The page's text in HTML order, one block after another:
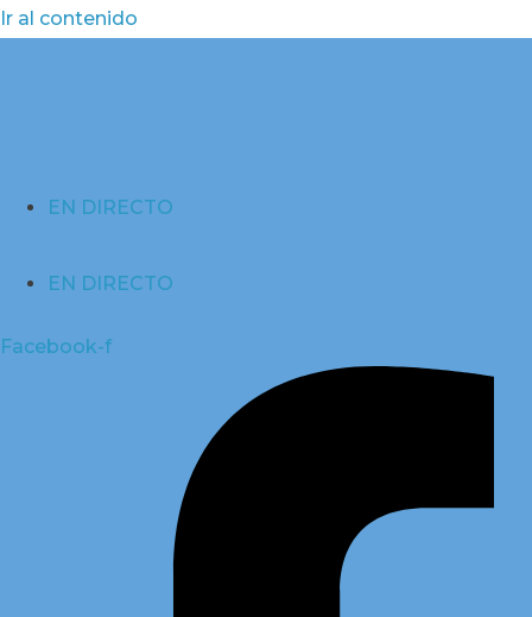
Ir al contenido
EN DIRECTO
EN DIRECTO
Facebook-f